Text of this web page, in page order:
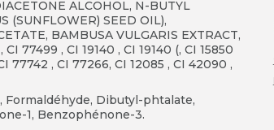
ALCOHOL, N-BUTYL
(SUNFLOWER) SEED OIL),
BAMBUSA VULGARIS EXTRACT,
77499 , CI 19140 , CI 19140 (, CI 15850
77742 , CI 77266, CI 12085 , CI 42090 ,
Formaldéhyde, Dibutyl-phtalate,
1, Benzophénone-3.